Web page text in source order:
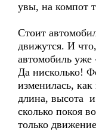
увы, на компот
Стоит
движутся. И
автомобиль уже
Да нисколько!
изменилась,
длина, высота и
сколько покоя
только